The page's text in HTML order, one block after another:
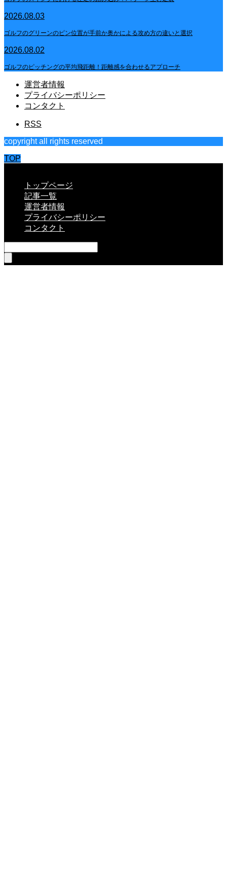
2026.08.03
ゴルフのグリーンのピン位置が手前か奥かによる攻め方の違いと選択
2026.08.02
ゴルフのピッチングの平均飛距離！距離感を合わせるアプローチ
運営者情報
プライバシーポリシー
コンタクト
RSS
copyright all rights reserved
TOP
トップページ
記事一覧
運営者情報
プライバシーポリシー
コンタクト